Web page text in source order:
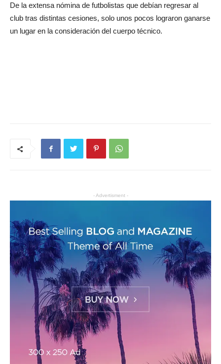
De la extensa nómina de futbolistas que debían regresar al
club tras distintas cesiones, solo unos pocos lograron ganarse
un lugar en la consideración del cuerpo técnico.
- Advertisment -